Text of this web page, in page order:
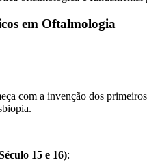
em Oftalmologia
com a invenção dos
15 e 16):